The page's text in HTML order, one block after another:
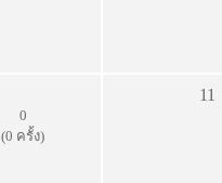
0
(0 ครั้ง)
11